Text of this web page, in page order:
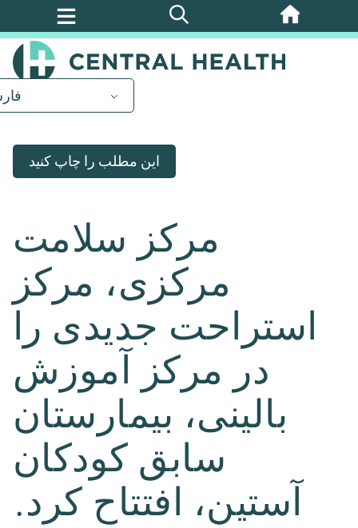
پرش
این مطلب را چاپ کنید
مرکز سلامت
مرکزی، مرکز
استراحت جدیدی را
در مرکز آموزش
بالینی، بیمارستان
سابق کودکان
آستین، افتتاح کرد.